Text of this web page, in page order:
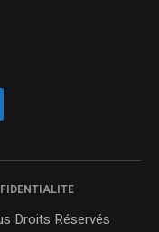
Droits Réservés